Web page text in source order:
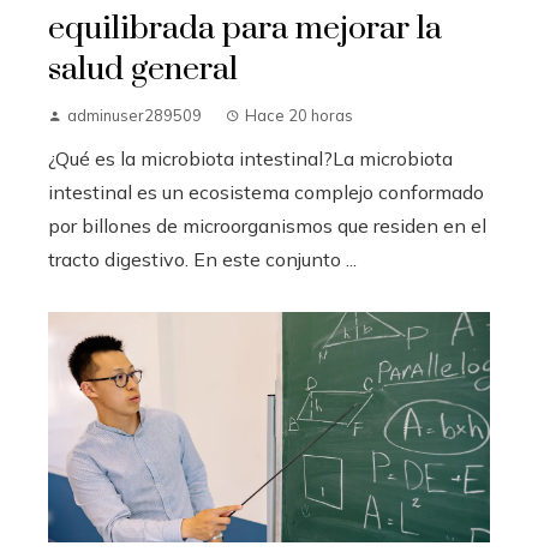
equilibrada para mejorar la
salud general
adminuser289509 Hace 20 horas
¿Qué es la microbiota intestinal?La microbiota
intestinal es un ecosistema complejo conformado
por billones de microorganismos que residen en el
tracto digestivo. En este conjunto ...